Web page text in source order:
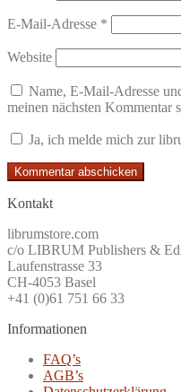
E-Mail-Adresse *
Website
Name, E-Mail-Adresse
meinen nächsten Kommentar
Ja, ich melde mich zur
Kontakt
librumstore.com
c/o LIBRUM Publishers &
Laufenstrasse 33
CH-4053 Basel
+41 (0)61 751 66 33
Informationen
FAQ’s
AGB’s